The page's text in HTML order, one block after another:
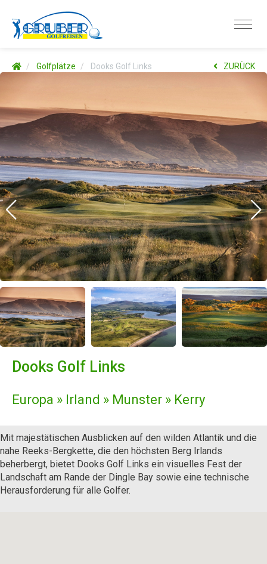
Golfplätze Dooks Golf Links ZURÜCK
Dooks Golf Links
Europa » Irland » Munster » Kerry
Mit majestätischen Ausblicken auf den wilden Atlantik und die
nahe Reeks-Bergkette, die den höchsten Berg Irlands
beherbergt, bietet Dooks Golf Links ein visuelles Fest der
Landschaft am Rande der Dingle Bay sowie eine technische
Herausforderung für alle Golfer.